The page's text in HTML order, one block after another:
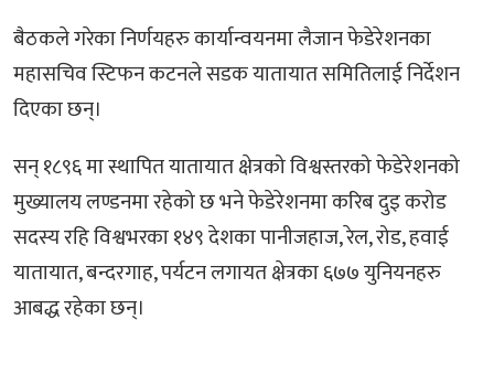
बैठकले गरेका निर्णयहरु कार्यान्वयनमा लैजान फेडेरेशनका
महासचिव स्टिफन कटनले सडक यातायात समितिलाई निर्देशन
दिएका छन्।
सन् १८९६ मा स्थापित यातायात क्षेत्रको विश्वस्तरको फेडेरेशनको
मुख्यालय लण्डनमा रहेको छ भने फेडेरेशनमा करिब दुइ करोड
सदस्य रहि विश्वभरका १४९ देशका पानीजहाज, रेल, रोड, हवाई
यातायात, बन्दरगाह, पर्यटन लगायत क्षेत्रका ६७७ युनियनहरु
आबद्ध रहेका छन्।